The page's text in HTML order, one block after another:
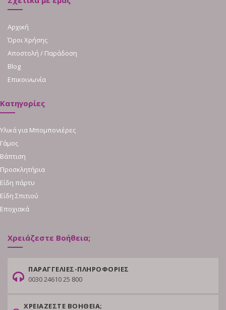
Αρχική
Όροι Χρήσης
Αποστολή / Παράδοση
Blog
Επικοινωνία
Κατηγορίες
Υλικά για Μπομπονιέρες
Γάμος
Βάπτιση
Προσκλητήρια
Είδη πάρτυ
Είδη Σπιτιού
Εποχιακά
Χρειάζεστε Βοήθεια;
ΠΑΡΑΓΓΕΛΙΕΣ-ΠΛΗΡΟΦΟΡΙΕΣ
0030 24610 25 800
ΧΡΕΙΑΖΕΣΤΕ ΒΟΗΘΕΙΑ;